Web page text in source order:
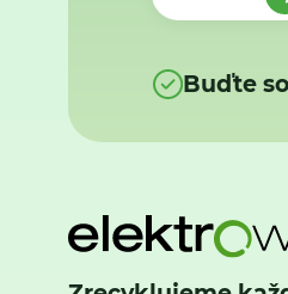
Buďte